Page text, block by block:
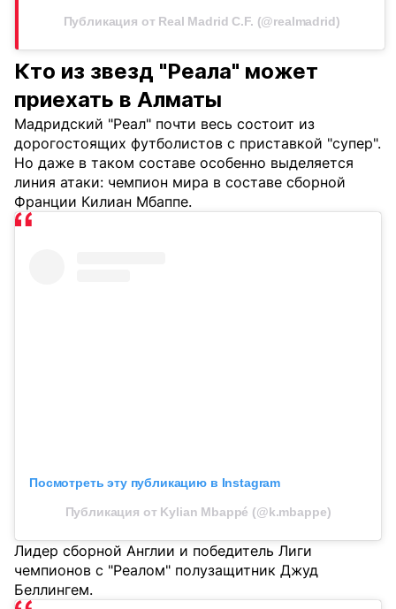
Публикация от Real Madrid C.F. (@realmadrid)
Кто из звезд "Реала" может
приехать в Алматы
Мадридский "Реал" почти весь состоит из
дорогостоящих футболистов с приставкой "супер".
Но даже в таком составе особенно выделяется
линия атаки: чемпион мира в составе сборной
Франции Килиан Мбаппе.
Посмотреть эту публикацию в Instagram
Публикация от Kylian Mbappé (@k.mbappe)
Лидер сборной Англии и победитель Лиги
чемпионов с "Реалом" полузащитник Джуд
Беллингем.